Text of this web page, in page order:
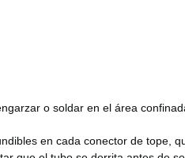
o soldar en el área
en cada conector de tope,